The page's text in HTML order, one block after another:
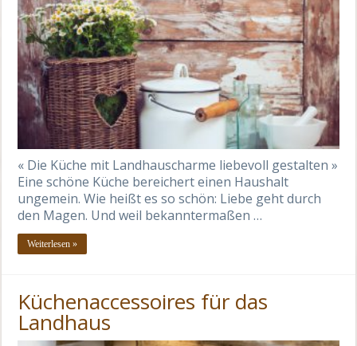
« Die Küche mit Landhauscharme liebevoll gestalten »
Eine schöne Küche bereichert einen Haushalt
ungemein. Wie heißt es so schön: Liebe geht durch
den Magen. Und weil bekanntermaßen …
Weiterlesen »
Küchenaccessoires für das
Landhaus